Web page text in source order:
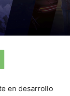
en desarrollo